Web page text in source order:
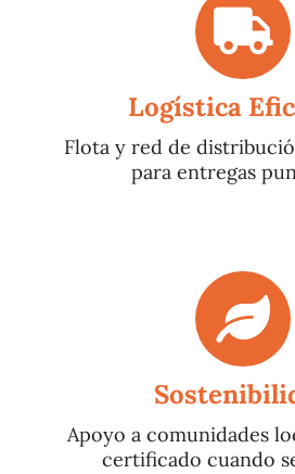
Logística
Flota y red de
para entregas
Apoyo a comunidades
certificado cuando